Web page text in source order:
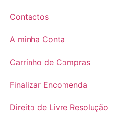
Contactos
A minha Conta
Carrinho de Compras
Finalizar Encomenda
Direito de Livre Resolução